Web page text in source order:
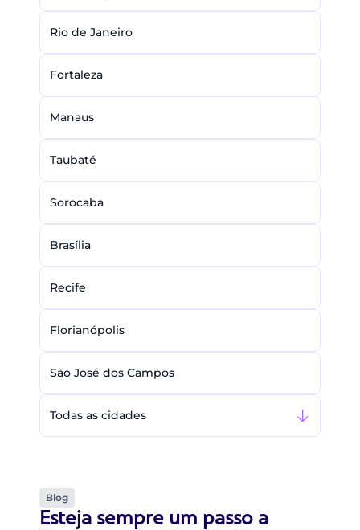
Rio de Janeiro
Fortaleza
Manaus
Taubaté
Sorocaba
Brasília
Recife
Florianópolis
São José dos Campos
Todas as cidades
Blog
Esteja sempre um passo a